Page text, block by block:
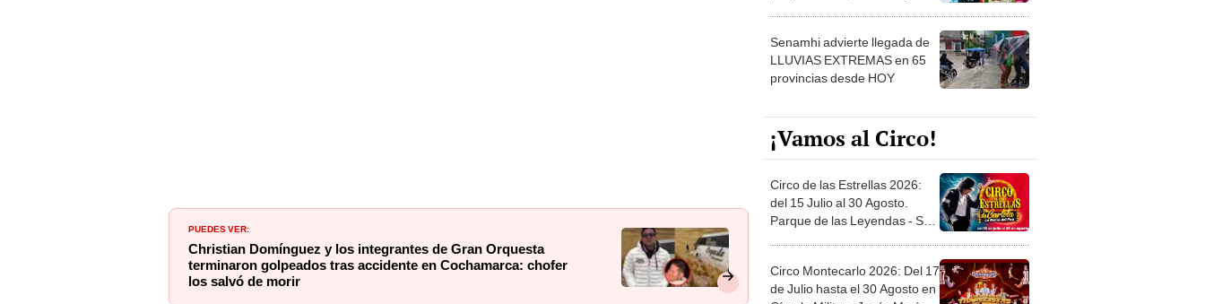
PUEDES VER:
Christian Domínguez y los integrantes de Gran Orquesta
terminaron golpeados tras accidente en Cochamarca: chofer
los salvó de morir
Senamhi advierte llegada de
LLUVIAS EXTREMAS en 65
provincias desde HOY
¡Vamos al Circo!
Circo de las Estrellas 2026:
del 15 Julio al 30 Agosto.
Parque de las Leyendas - San
Circo Montecarlo 2026: Del 17
de Julio hasta el 30 Agosto en